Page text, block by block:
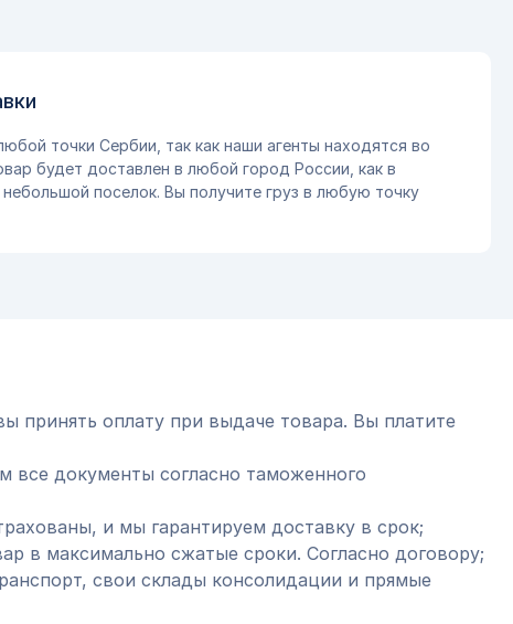
точки Сербии, так как наши агенты находятся во
будет доставлен в любой город России, как в
поселок. Вы получите груз в любую точку
принять оплату при выдаче товара. Вы платите
документы согласно таможенного
и мы гарантируем доставку в срок;
в максимально сжатые сроки. Согласно договору;
свои склады консолидации и прямые